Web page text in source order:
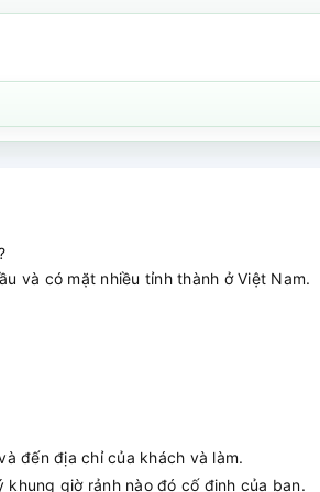
và có mặt nhiều tỉnh thành ở Việt Nam.
đến địa chỉ của khách và làm.
giờ rảnh nào đó cố định của bạn.